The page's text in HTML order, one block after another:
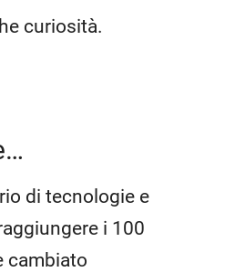
curiosità.
di tecnologie e
i 100
cambiato